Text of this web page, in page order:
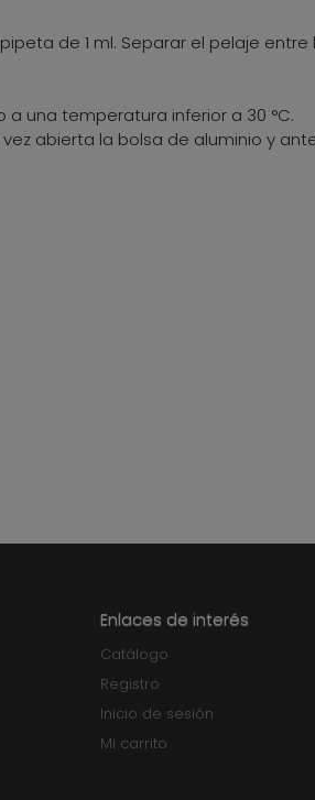
de 1 ml. Separar el pelaje
a una temperatura inferior a 30 °C.
abierta la bolsa de aluminio y
Enlaces de interés
Catálogo
Registro
Inicio de sesión
Mi carrito